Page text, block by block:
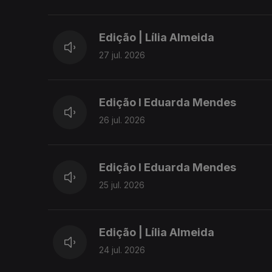
► PS denuncia falta de respostas do
Grande
Edição | Lília Almeida
27 jul. 2026
Edição I Eduarda Mendes
26 jul. 2026
Edição I Eduarda Mendes
25 jul. 2026
Edição | Lília Almeida
24 jul. 2026